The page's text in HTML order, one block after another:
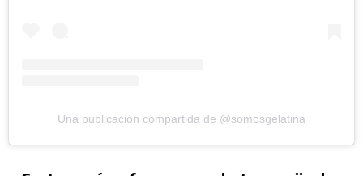
Una publicación compartida de @somosgelatina